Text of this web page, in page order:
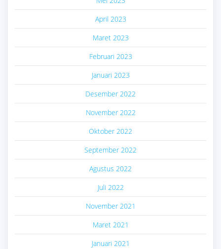
April 2023
Maret 2023
Februari 2023
Januari 2023
Desember 2022
November 2022
Oktober 2022
September 2022
Agustus 2022
Juli 2022
November 2021
Maret 2021
Januari 2021